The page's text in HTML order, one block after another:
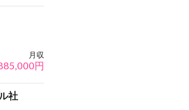
月収
円
社